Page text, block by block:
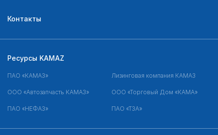
Контакты
Ресурсы KAMAZ
ПАО «КАМАЗ» Лизинговая компания КАМАЗ
ООО «Автозапчасть КАМАЗ» ООО «Торговый Дом «КАМА»
ПАО «НЕФАЗ» ПАО «ТЗА»